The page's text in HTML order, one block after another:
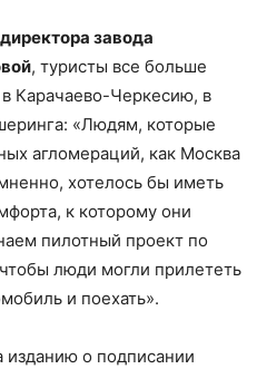
завода
, туристы все больше
Карачаево-Черкесию, в
«Людям, которые
агломераций, как Москва
хотелось бы иметь
к которому они
пилотный проект по
люди могли прилететь
и поехать».
о подписании